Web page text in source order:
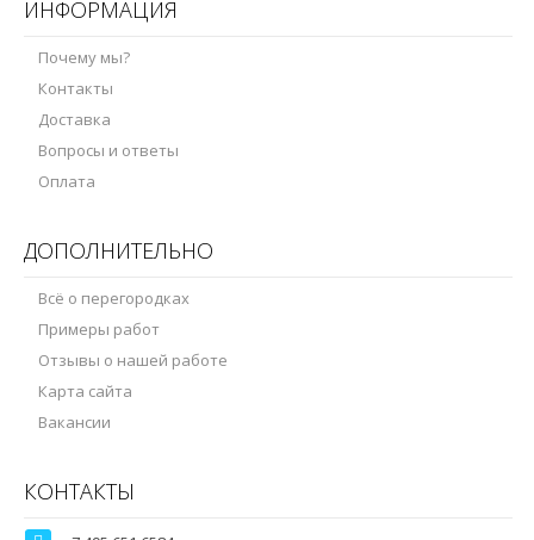
ИНФОРМАЦИЯ
Почему мы?
Контакты
Доставка
Вопросы и ответы
Оплата
ДОПОЛНИТЕЛЬНО
Всё о перегородках
Примеры работ
Отзывы о нашей работе
Карта сайта
Вакансии
КОНТАКТЫ